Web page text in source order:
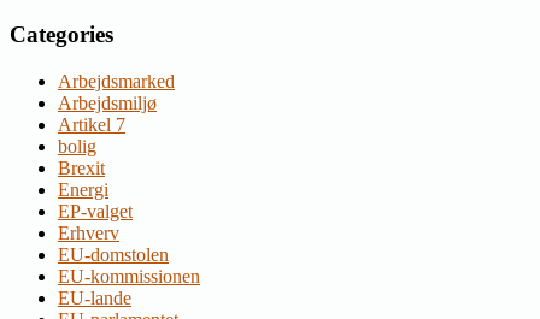
Categories
Arbejdsmarked
Arbejdsmiljø
Artikel 7
bolig
Brexit
Energi
EP-valget
Erhverv
EU-domstolen
EU-kommissionen
EU-lande